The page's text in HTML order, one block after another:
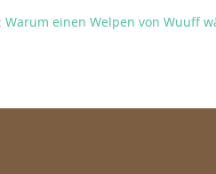
Warum einen Welpen von Wuuff